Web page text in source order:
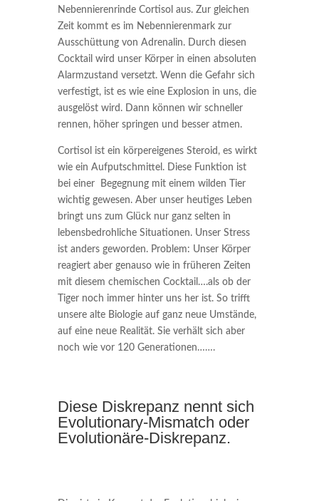
Nebennierenrinde Cortisol aus. Zur gleichen
Zeit kommt es im Nebennierenmark zur
Ausschüttung von Adrenalin. Durch diesen
Cocktail wird unser Körper in einen absoluten
Alarmzustand versetzt. Wenn die Gefahr sich
verfestigt, ist es wie eine Explosion in uns, die
ausgelöst wird. Dann können wir schneller
rennen, höher springen und besser atmen.
Cortisol ist ein körpereigenes Steroid, es wirkt
wie ein Aufputschmittel. Diese Funktion ist
bei einer Begegnung mit einem wilden Tier
wichtig gewesen. Aber unser heutiges Leben
bringt uns zum Glück nur ganz selten in
lebensbedrohliche Situationen. Unser Stress
ist anders geworden. Problem: Unser Körper
reagiert aber genauso wie in früheren Zeiten
mit diesem chemischen Cocktail….als ob der
Tiger noch immer hinter uns her ist. So trifft
unsere alte Biologie auf ganz neue Umstände,
auf eine neue Realität. Sie verhält sich aber
noch wie vor 120 Generationen…….
Diese Diskrepanz nennt sich
Evolutionary-Mismatch oder
Evolutionäre-Diskrepanz.